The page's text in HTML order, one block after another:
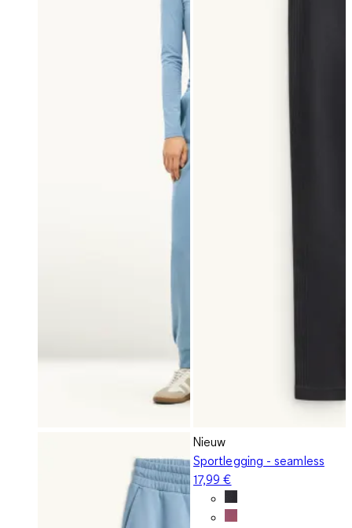
Nieuw
Sportlegging - seamless
17,99 €